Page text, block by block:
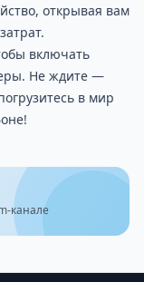
открывая вам
включать
Не ждите —
в мир
канале